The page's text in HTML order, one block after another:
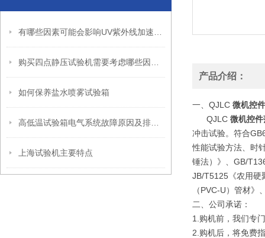
如何保养盐水喷雾试验箱
上海试验机主要特点
产品介绍：
一、QJLC 微机控
QJLC 微机控
冲击试验。符合
性能试验方法、时
锤法）》、GB/
JB/T5125《农用硬
（PVC-U）管材
二、公司承诺：
1.购机前，我们专
2.购机后，将免费